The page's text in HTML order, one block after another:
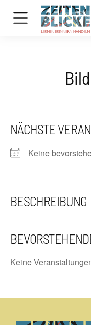
NÄCHSTE
Keine
BESCHREIBUNG
Keine